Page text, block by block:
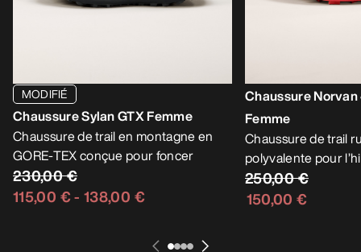
MODIFIÉ
Chaussure Sylan GTX Femme
Chaussure de trail en montagne en
GORE-TEX conçue pour foncer
230,00 €
115,00 €- 138,00 €
Chaussure
Femme
Chaussure de trail
polyvalente pour
250,00 €
150,00 €